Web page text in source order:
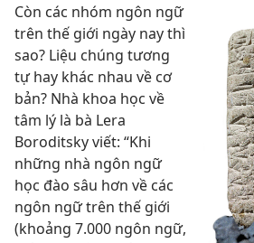
Còn các nhóm ngôn ngữ
trên thế giới ngày nay thì
sao? Liệu chúng tương
tự hay khác nhau về cơ
bản? Nhà khoa học về
tâm lý là bà Lera
Boroditsky viết: “Khi
những nhà ngôn ngữ
học đào sâu hơn về các
ngôn ngữ trên thế giới
(khoảng 7.000 ngôn ngữ,